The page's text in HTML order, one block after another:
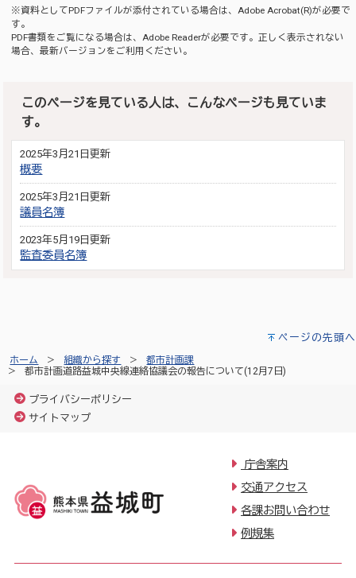
※資料としてPDFファイルが添付されている場合は、 Adobe Acrobat(R)が必要で
す。
PDF書類をご覧になる場合は、 Adobe Readerが必要です。正しく表示されない
場合、最新バージョンをご利用ください。
このページを見ている人は、こんなページも見ていま
す。
2025年3月21日更新
概要
2025年3月21日更新
議員名簿
2023年5月19日更新
監査委員名簿
ページの先頭へ
ホーム 組織から探す
都市計画課
都市計画道路益城中央線連絡協議会の報告について(12月7日)
プライバシーポリシー
サイトマップ
庁舎案内
交通アクセス
各課お問い合わせ
例規集